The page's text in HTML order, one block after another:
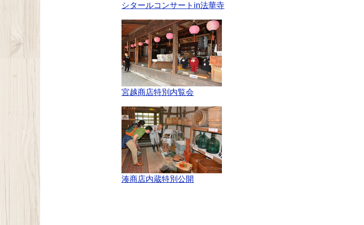
シタールコンサートin法華寺
宮越商店特別内覧会
湊商店内蔵特別公開